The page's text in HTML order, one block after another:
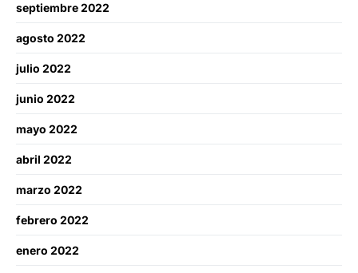
septiembre 2022
agosto 2022
julio 2022
junio 2022
mayo 2022
abril 2022
marzo 2022
febrero 2022
enero 2022